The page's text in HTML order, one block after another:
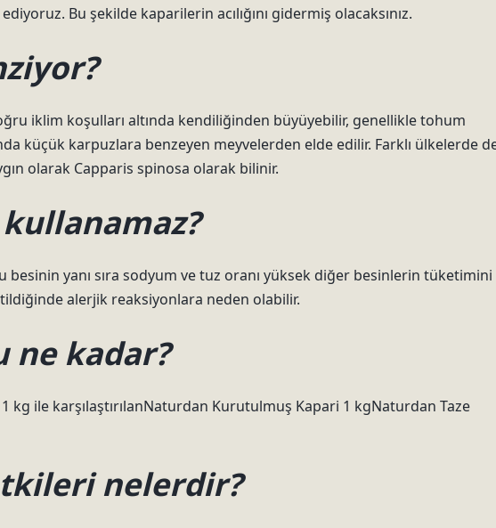
Bu şekilde kaparilerin acılığını gidermiş olacaksınız.
iklim koşulları altında kendiliğinden büyüyebilir, genellikle tohum
küçük karpuzlara benzeyen meyvelerden elde edilir. Farklı ülkelerde
olarak Capparis spinosa olarak bilinir.
besinin yanı sıra sodyum ve tuz oranı yüksek diğer besinlerin tüketimini
alerjik reaksiyonlara neden olabilir.
ne kadar?
kg ile karşılaştırılanNaturdan Kurutulmuş Kapari 1 kgNaturdan Taze
nelerdir?